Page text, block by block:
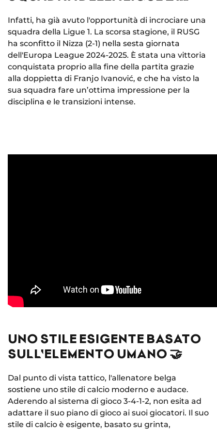
Infatti, ha già avuto l'opportunità di incrociare una
squadra della Ligue 1. La scorsa stagione, il RUSG
ha sconfitto il Nizza (2-1) nella sesta giornata
dell'Europa League 2024-2025. È stata una vittoria
conquistata proprio alla fine della partita grazie
alla doppietta di Franjo Ivanović, e che ha visto la
sua squadra fare un’ottima impressione per la
disciplina e le transizioni intense.
UNO STILE ESIGENTE BASATO
SULL'ELEMENTO UMANO 🤝
Dal punto di vista tattico, l'allenatore belga
sostiene uno stile di calcio moderno e audace.
Aderendo al sistema di gioco 3-4-1-2, non esita ad
adattare il suo piano di gioco ai suoi giocatori. Il suo
stile di calcio è esigente, basato su grinta,